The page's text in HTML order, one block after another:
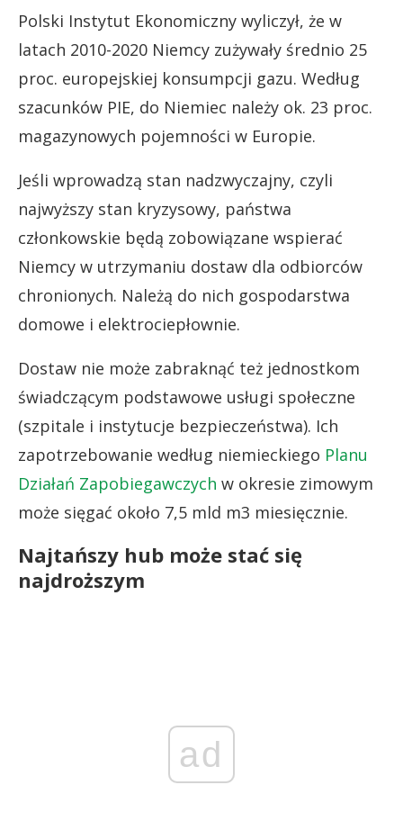
Polski Instytut Ekonomiczny wyliczył, że w
latach 2010-2020 Niemcy zużywały średnio 25
proc. europejskiej konsumpcji gazu. Według
szacunków PIE, do Niemiec należy ok. 23 proc.
magazynowych pojemności w Europie.
Jeśli wprowadzą stan nadzwyczajny, czyli
najwyższy stan kryzysowy, państwa
członkowskie będą zobowiązane wspierać
Niemcy w utrzymaniu dostaw dla odbiorców
chronionych. Należą do nich gospodarstwa
domowe i elektrociepłownie.
Dostaw nie może zabraknąć też jednostkom
świadczącym podstawowe usługi społeczne
(szpitale i instytucje bezpieczeństwa). Ich
zapotrzebowanie według niemieckiego Planu
Działań Zapobiegawczych w okresie zimowym
może sięgać około 7,5 mld m3 miesięcznie.
Najtańszy hub może stać się
najdroższym
ad